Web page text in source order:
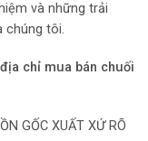
và những trải
chúng tôi.
địa chỉ mua bán chuối
GỐC XUẤT XỨ RÕ